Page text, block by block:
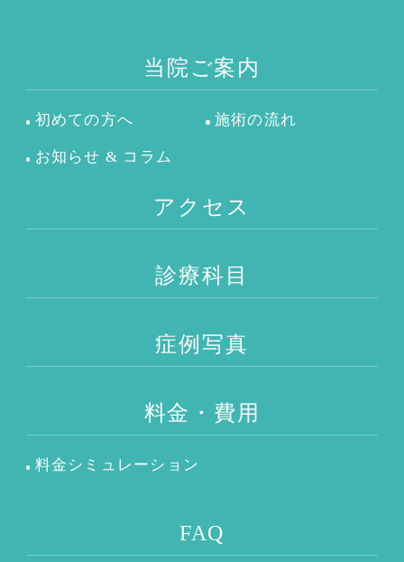
当院ご案内
初めての方へ 施術の流れ
お知らせ & コラム
アクセス
診療科目
症例写真
料金・費用
料金シミュレーション
FAQ